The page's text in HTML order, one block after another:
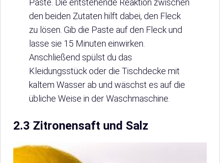
den beiden Zutaten hilft dabei, den Fleck
zu lösen. Gib die Paste auf den Fleck und
lasse sie 15 Minuten einwirken.
Anschließend spülst du das
Kleidungsstück oder die Tischdecke mit
kaltem Wasser ab und wäschst es auf die
übliche Weise in der Waschmaschine.
2.3 Zitronensaft und Salz